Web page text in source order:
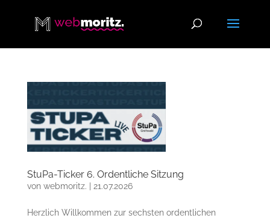
StuPa-Ticker 6. Ordentliche Sitzung
von webmoritz. 21.07.2026
Herzlich Willkommen zur sechsten ordentlichen